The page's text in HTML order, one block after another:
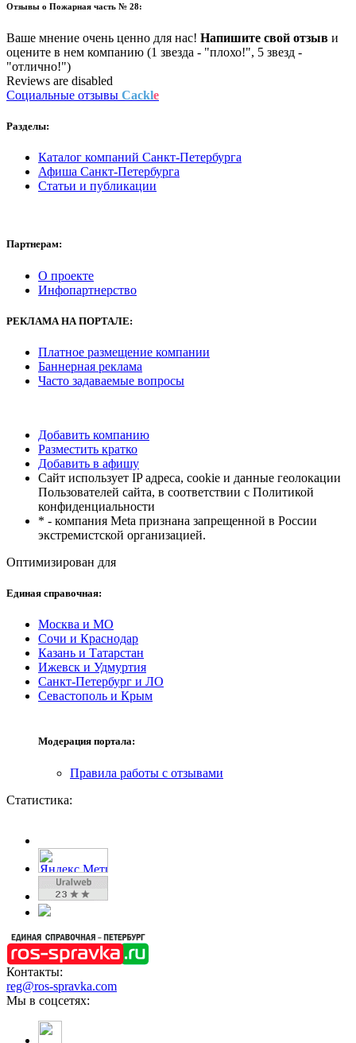
Отзывы о Пожарная часть № 28:
Ваше мнение очень ценно для нас! Напишите свой отзыв и
оцените в нем компанию (1 звезда - "плохо!", 5 звезд -
"отлично!")
Reviews are disabled
Социальные отзывы Cackle
Разделы:
Каталог компаний Санкт-Петербурга
Афиша Санкт-Петербурга
Статьи и публикации
Партнерам:
О проекте
Инфопартнерство
РЕКЛАМА НА ПОРТАЛЕ:
Платное размещение компании
Баннерная реклама
Часто задаваемые вопросы
Добавить компанию
Разместить кратко
Добавить в афишу
Сайт использует IP адреса, cookie и данные геолокации
Пользователей сайта, в соответствии с Политикой
конфиденциальности
* - компания Meta признана запрещенной в России
экстремистской организацией.
Оптимизирован для
Единая справочная:
Москва и МО
Сочи и Краснодар
Казань и Татарстан
Ижевск и Удмуртия
Санкт-Петербург и ЛО
Севастополь и Крым
Модерация портала:
Правила работы с отзывами
Статистика:
Контакты:
reg@ros-spravka.com
Мы в соцсетях: